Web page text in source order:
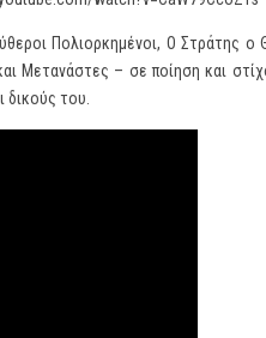
Πολιορκημένοι, Ο Στράτης
Μετανάστες – σε ποίηση και
του.